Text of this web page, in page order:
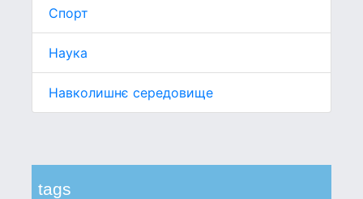
Спорт
Наука
Навколишнє середовище
tags